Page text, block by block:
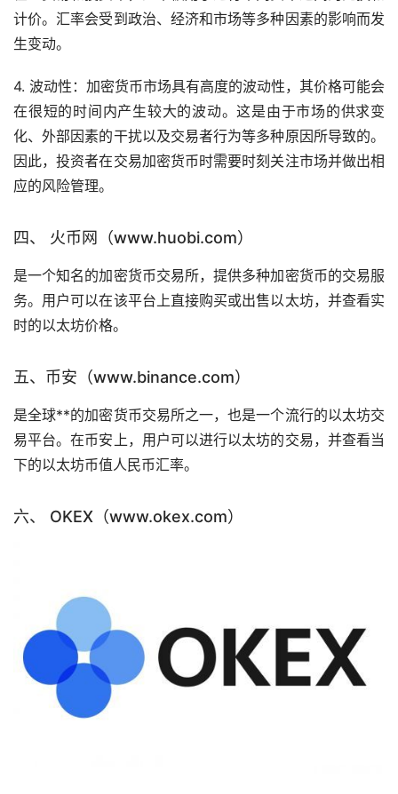
计价。汇率会受到政治、经济和市场等多种因素的影响而发
生变动。
4. 波动性：加密货币市场具有高度的波动性，其价格可能会
在很短的时间内产生较大的波动。这是由于市场的供求变
化、外部因素的干扰以及交易者行为等多种原因所导致的。
因此，投资者在交易加密货币时需要时刻关注市场并做出相
应的风险管理。
四、 火币网（www.huobi.com）
是一个知名的加密货币交易所，提供多种加密货币的交易服
务。用户可以在该平台上直接购买或出售以太坊，并查看实
时的以太坊价格。
五、币安（www.binance.com）
是全球**的加密货币交易所之一，也是一个流行的以太坊交
易平台。在币安上，用户可以进行以太坊的交易，并查看当
下的以太坊币值人民币汇率。
六、 OKEX（www.okex.com）